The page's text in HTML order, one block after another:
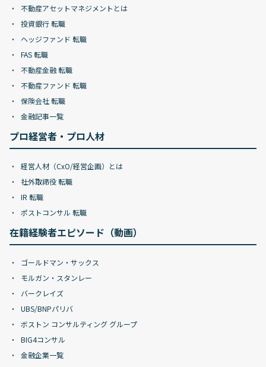
不動産アセットマネジメントとは
投資銀行 転職
ヘッジファンド 転職
FAS 転職
不動産金融 転職
不動産ファンド 転職
保険会社 転職
金融記事一覧
プロ経営者・プロ人材
経営人材（CxO/経営企画）とは
社外取締役 転職
IR 転職
ポストコンサル 転職
在籍経験者エピソード（動画）
ゴールドマン・サックス
モルガン・スタンレー
バークレイズ
UBS/BNPパリバ
ボストン コンサルティング グループ
BIG4コンサル
金融企業一覧